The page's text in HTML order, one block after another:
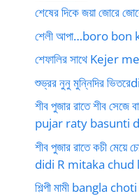
শেষের দিকে জয়া জোরে
শেলী আপা…boro
শেফালির সাথে Kejer
শুভ্রর নুনু মুন্নিদির
শীব পুজার রাতে শীব সেজে
pujar raty basunti
শীব পুজার রাতে কচী
didi R mitaka chud
শিল্পী মামী bangla